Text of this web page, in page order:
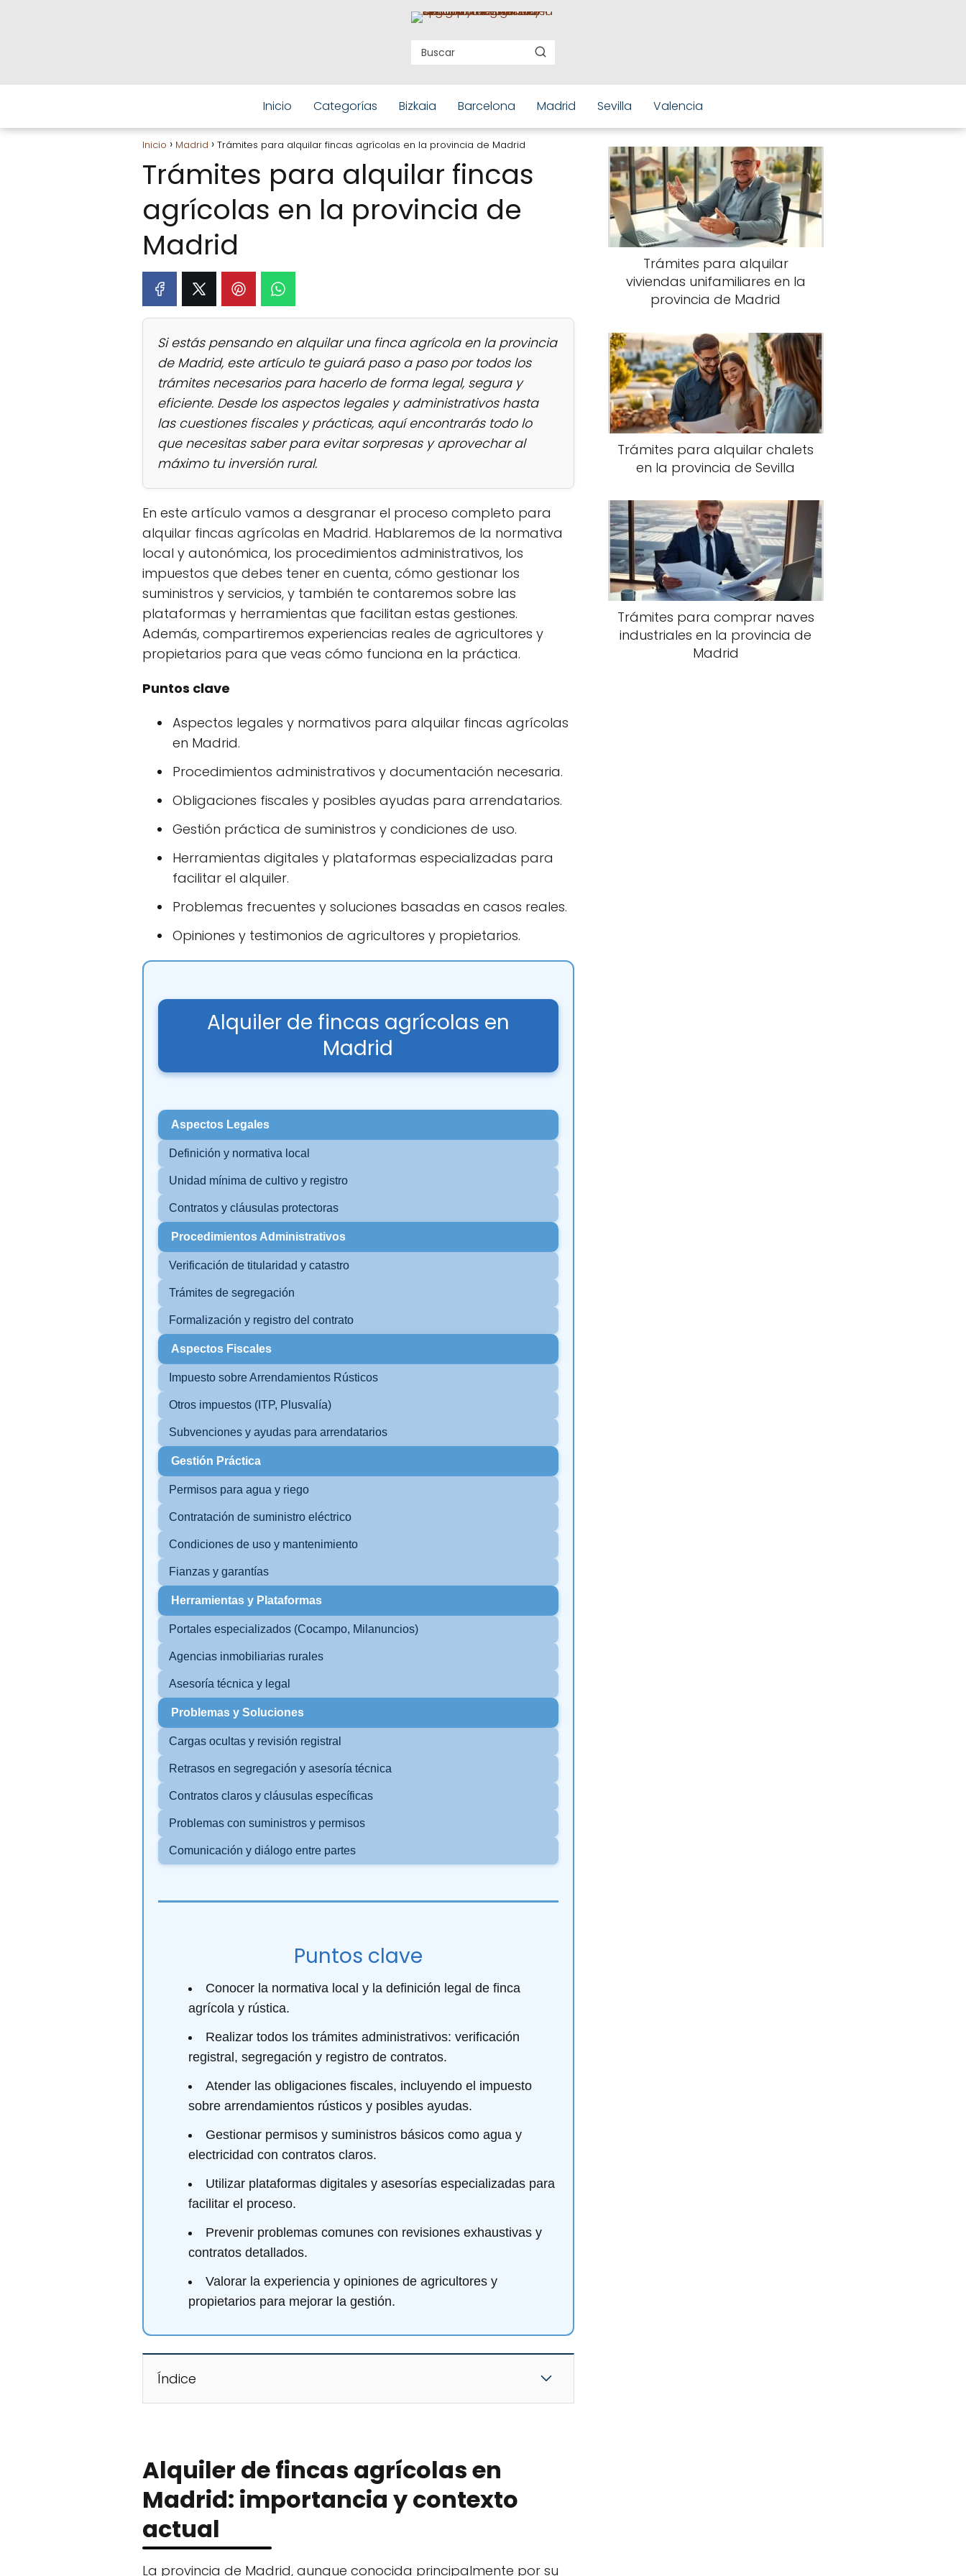
Inicio Categorías Bizkaia Barcelona Madrid Sevilla Valencia
Inicio Madrid Trámites para alquilar fincas agrícolas en la provincia de Madrid
Trámites para alquilar fincas
agrícolas en la provincia de
Madrid
Si estás pensando en alquilar una finca agrícola en la provincia
de Madrid, este artículo te guiará paso a paso por todos los
trámites necesarios para hacerlo de forma legal, segura y
eficiente. Desde los aspectos legales y administrativos hasta
las cuestiones fiscales y prácticas, aquí encontrarás todo lo
que necesitas saber para evitar sorpresas y aprovechar al
máximo tu inversión rural.
En este artículo vamos a desgranar el proceso completo para
alquilar fincas agrícolas en Madrid. Hablaremos de la normativa
local y autonómica, los procedimientos administrativos, los
impuestos que debes tener en cuenta, cómo gestionar los
suministros y servicios, y también te contaremos sobre las
plataformas y herramientas que facilitan estas gestiones.
Además, compartiremos experiencias reales de agricultores y
propietarios para que veas cómo funciona en la práctica.
Puntos clave
Aspectos legales y normativos para alquilar fincas agrícolas
en Madrid.
Procedimientos administrativos y documentación necesaria.
Obligaciones fiscales y posibles ayudas para arrendatarios.
Gestión práctica de suministros y condiciones de uso.
Herramientas digitales y plataformas especializadas para
facilitar el alquiler.
Problemas frecuentes y soluciones basadas en casos reales.
Opiniones y testimonios de agricultores y propietarios.
Alquiler de fincas agrícolas en
Madrid
Aspectos Legales
Definición y normativa local
Unidad mínima de cultivo y registro
Contratos y cláusulas protectoras
Procedimientos Administrativos
Verificación de titularidad y catastro
Trámites de segregación
Formalización y registro del contrato
Aspectos Fiscales
Impuesto sobre Arrendamientos Rústicos
Otros impuestos (ITP, Plusvalía)
Subvenciones y ayudas para arrendatarios
Gestión Práctica
Permisos para agua y riego
Contratación de suministro eléctrico
Condiciones de uso y mantenimiento
Fianzas y garantías
Herramientas y Plataformas
Portales especializados (Cocampo, Milanuncios)
Agencias inmobiliarias rurales
Asesoría técnica y legal
Problemas y Soluciones
Cargas ocultas y revisión registral
Retrasos en segregación y asesoría técnica
Contratos claros y cláusulas específicas
Problemas con suministros y permisos
Comunicación y diálogo entre partes
Puntos clave
Conocer la normativa local y la definición legal de finca
agrícola y rústica.
Realizar todos los trámites administrativos: verificación
registral, segregación y registro de contratos.
Atender las obligaciones fiscales, incluyendo el impuesto
sobre arrendamientos rústicos y posibles ayudas.
Gestionar permisos y suministros básicos como agua y
electricidad con contratos claros.
Utilizar plataformas digitales y asesorías especializadas para
facilitar el proceso.
Prevenir problemas comunes con revisiones exhaustivas y
contratos detallados.
Valorar la experiencia y opiniones de agricultores y
propietarios para mejorar la gestión.
Índice
Alquiler de fincas agrícolas en
Madrid: importancia y contexto
actual
La provincia de Madrid, aunque conocida principalmente por su
Trámites para alquilar
viviendas unifamiliares en la
provincia de Madrid
Trámites para alquilar chalets
en la provincia de Sevilla
Trámites para comprar naves
industriales en la provincia de
Madrid